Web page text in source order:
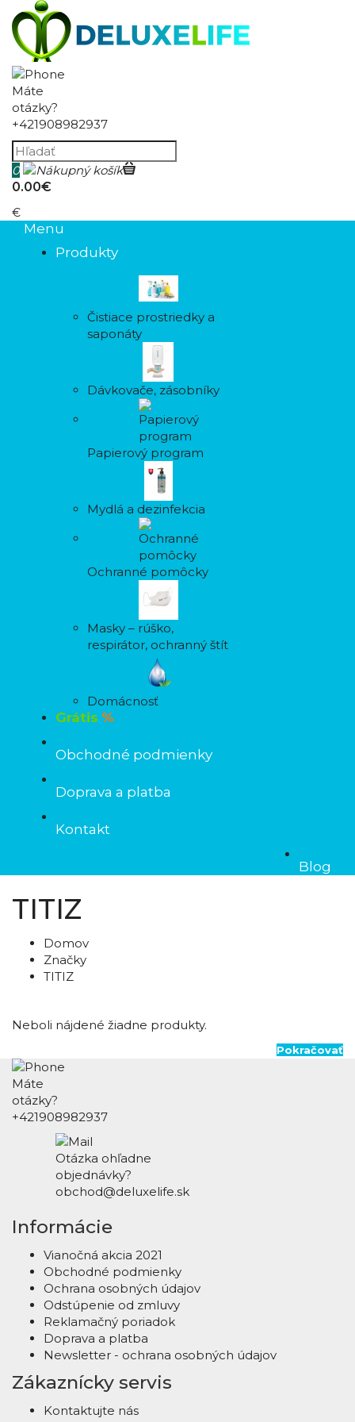
Máte
otázky?
+421908982937
0
0.00€
€
Menu
Produkty
Čistiace prostriedky a
saponáty
Dávkovače, zásobníky
Papierový program
Mydlá a dezinfekcia
Ochranné pomôcky
Masky – rúško,
respirátor, ochranný štít
Domácnosť
Grátis %
Obchodné podmienky
Doprava a platba
Kontakt
Blog
TITIZ
Domov
Značky
TITIZ
Neboli nájdené žiadne produkty.
Pokračovať
Máte
otázky?
+421908982937
Otázka ohľadne
objednávky?
obchod@deluxelife.sk
Informácie
Vianočná akcia 2021
Obchodné podmienky
Ochrana osobných údajov
Odstúpenie od zmluvy
Reklamačný poriadok
Doprava a platba
Newsletter - ochrana osobných údajov
Zákaznícky servis
Kontaktujte nás